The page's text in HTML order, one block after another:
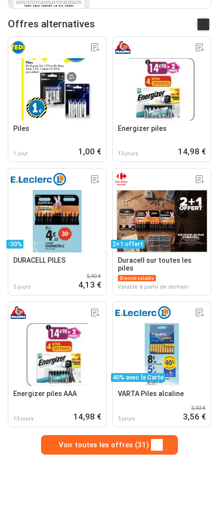
Offres alternatives
Piles
1 jour 1,00 €
Energizer piles
13 jours 14,98 €
-30%
DURACELL PILES
5 jours
5,90 €
4,13 €
2+1 offert
Duracell sur toutes les
piles
Bientôt valable
Valable à partir de demain
Energizer piles AAA
13 jours 14,98 €
40% avec la Carte
VARTA Piles alcaline
5 jours
5,93 €
3,56 €
Voir toutes les offres (31)